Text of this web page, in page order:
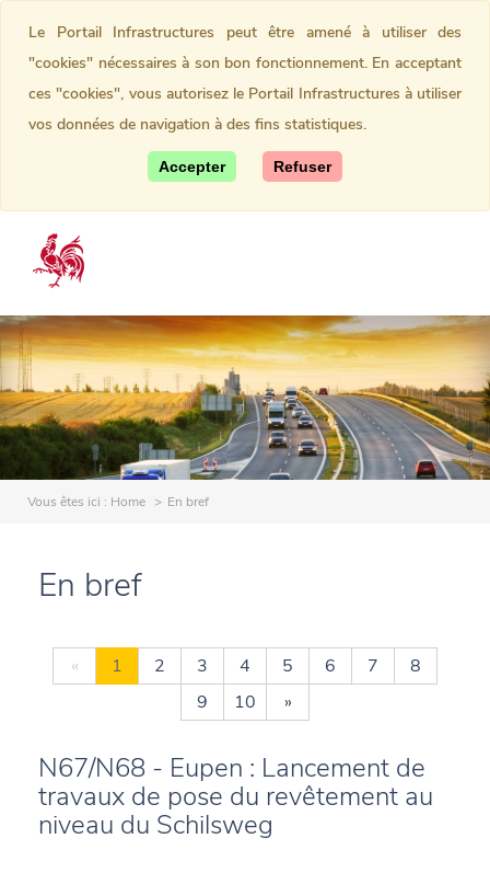
Vous êtes ici : Home En bref
En bref
« 1 2 3 4 5 6 7
8
9
10 »
N67/N68 - Eupen : Lancement de
travaux de pose du revêtement au
niveau du Schilsweg
Le Portail Infrastructures peut être amené à utiliser des
"cookies" nécessaires à son bon fonctionnement. En acceptant
ces "cookies", vous autorisez le Portail Infrastructures à utiliser
vos données de navigation à des fins statistiques.
Accepter Refuser